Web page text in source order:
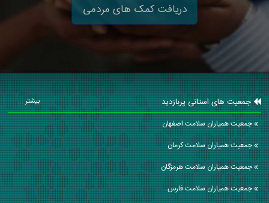
دریافت کمک های مردمی
جمعیت های استانی پربازدید بیشتر ...
جمعیت همیاران سلامت اصفهان
جمعیت همیاران سلامت كرمان
جمعیت همیاران سلامت هرمزگان
جمعیت همیاران سلامت فارس